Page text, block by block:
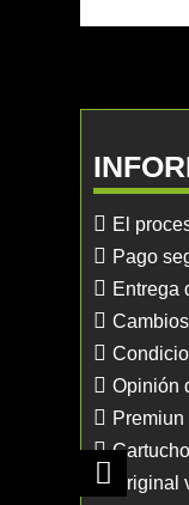
El
Pago
Entrega
Opinión